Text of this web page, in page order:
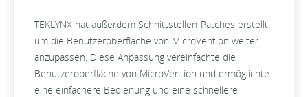
TEKLYNX hat außerdem Schnittstellen-Patches erstellt,
um die Benutzeroberfläche von MicroVention weiter
anzupassen. Diese Anpassung vereinfachte die
Benutzeroberfläche von MicroVention und ermöglichte
eine einfachere Bedienung und eine schnellere